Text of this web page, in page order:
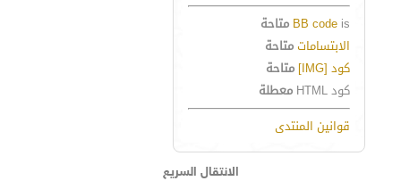
BB code is
متاحة
الابتساماتمتاحة
كود [IMG]
متاحة
كود HTML
معطلة
قوانين المنتدى
الانتقال السريع